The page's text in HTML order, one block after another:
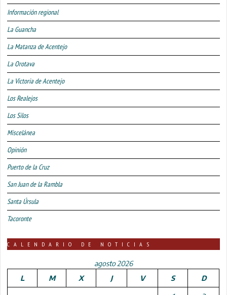
Información regional
La Guancha
La Matanza de Acentejo
La Orotava
La Victoria de Acentejo
Los Realejos
Los Silos
Miscelánea
Opinión
Puerto de la Cruz
San Juan de la Rambla
Santa Úrsula
Tacoronte
CALENDARIO DE NOTICIAS
agosto 2026
L
M X J V S D